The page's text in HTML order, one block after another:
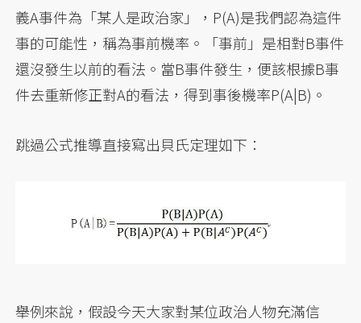
義A事件為「某人是政治家」，P(A)是我們認為這件
事的可能性，稱為事前機率。「事前」是相對B事件
還沒發生以前的看法。當B事件發生，便該根據B事
件去重新修正對A的看法，得到事後機率P(A|B)。
跳過公式推導直接寫出貝氏定理如下：
舉例來說，假設今天大家對某位政治人物充滿信